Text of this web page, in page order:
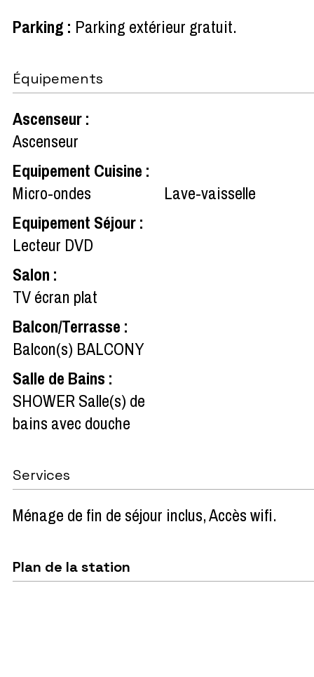
Parking : Parking extérieur gratuit
Équipements
Ascenseur:
Ascenseur
Equipement Cuisine :
Micro-ondes
Lave-vaisselle
Equipement Séjour:
Lecteur DVD
Salon :
TV écran plat
Balcon/Terrasse :
Balcon(s) BALCONY
Salle de Bains :
SHOWERSalle(s) de
bains avec douche
Services
Ménage de fin de séjour inclus Accès wifi
Plan de la station